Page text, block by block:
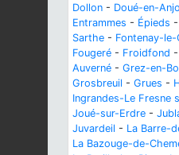
Dollon - Doué-en-
Entrammes - Épieds -
Sarthe - Fontenay-
Fougeré - Froidfond -
Auverné - Grez-en-
Grosbreuil - Grues -
Ingrandes-Le Fresne
Joué-sur-Erdre -
Juvardeil - La Barre-
La Bazouge-de-